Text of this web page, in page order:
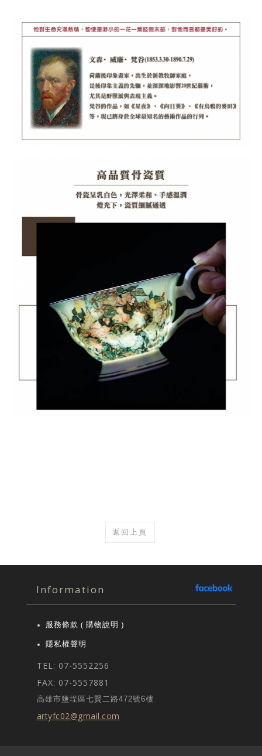
返回上頁
Information
服務條款 ( 購物說明 )
隱私權聲明
TEL: 07-5552256
FAX: 07-5557881
高雄市鹽埕區七賢二路472號6樓
artyfc02@gmail.com